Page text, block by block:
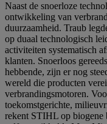
Naast de snoerloze
ontwikkeling van
duurzaamheid. Traub
op duaal technologisch
activiteiten systematisch
klanten. Snoerloos
hebbende, zijn er nog
wereld die producten
verbrandingsmotoren.
toekomstgerichte,
rekent STIHL op biogene